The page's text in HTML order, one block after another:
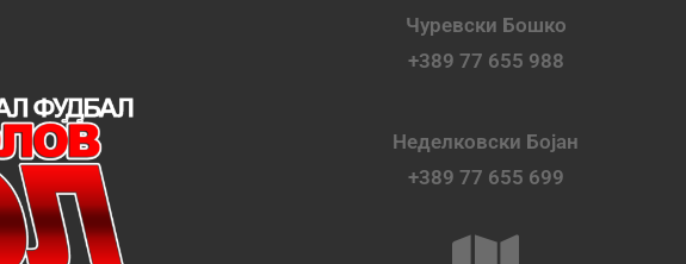
Чуревски Бошко
+389 77 655 988
Неделковски Бојан
+389 77 655 699